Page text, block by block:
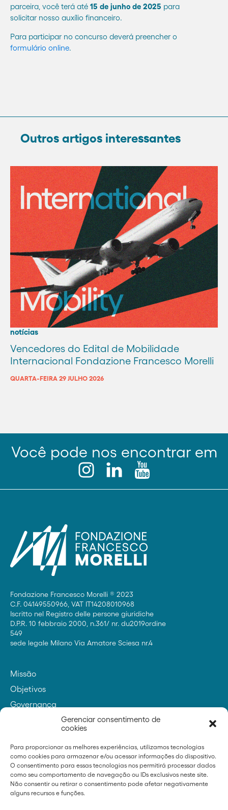
Gerenciar consentimento de
cookies
Para proporcionar as melhores experiências, utilizamos tecnologias
como cookies para armazenar e/ou acessar informações do dispositivo.
O consentimento para essas tecnologias nos permitirá processar dados
como seu comportamento de navegação ou IDs exclusivos neste site.
Não consentir ou retirar o consentimento pode afetar negativamente
alguns recursos e funções.
parceira, você terá até 15 de junho de 2025 para
solicitar nosso auxílio financeiro.
Para participar no concurso deverá preencher o
formulário online.
Outros artigos interessantes
notícias
Vencedores do Edital de Mobilidade
Internacional Fondazione Francesco Morelli
QUARTA-FEIRA 29 JULHO 2026
Você pode nos encontrar em
Fondazione Francesco Morelli ® 2023
C.F. 04149550966, VAT IT14208010968
Iscritto nel Registro delle persone giuridiche
D.P.R. 10 febbraio 2000, n.361/ nr. du2019ordine
549
sede legale Milano Via Amatore Sciesa nr.4
Missão
Objetivos
Governança
Fundador